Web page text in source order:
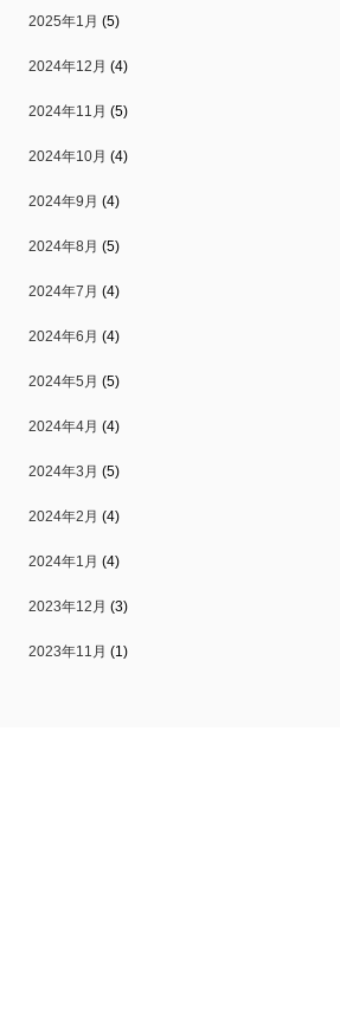
2025年1月 (5)
2024年12月 (4)
2024年11月 (5)
2024年10月 (4)
2024年9月 (4)
2024年8月 (5)
2024年7月 (4)
2024年6月 (4)
2024年5月 (5)
2024年4月 (4)
2024年3月 (5)
2024年2月 (4)
2024年1月 (4)
2023年12月 (3)
2023年11月 (1)